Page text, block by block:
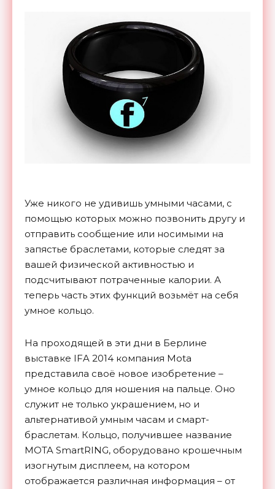
Уже никого не удивишь умными часами, с
помощью которых можно позвонить другу и
отправить сообщение или носимыми на
запястье браслетами, которые следят за
вашей физической активностью и
подсчитывают потраченные калории. А
теперь часть этих функций возьмёт на себя
умное кольцо.
На проходящей в эти дни в Берлине
выставке IFA 2014 компания Mota
представила своё новое изобретение –
умное кольцо для ношения на пальце. Оно
служит не только украшением, но и
альтернативой умным часам и смарт-
браслетам. Кольцо, получившее название
MOTA SmartRING, оборудовано крошечным
изогнутым дисплеем, на котором
отображается различная информация – от